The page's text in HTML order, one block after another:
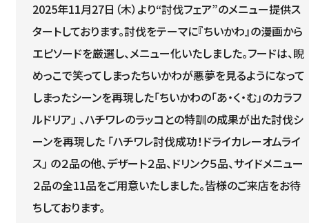
2025年11月27日（木）より“討伐フェア”のメニュー提供ス
タートしております。討伐をテーマに『ちいかわ』の漫画から
エピソードを厳選し、メニュー化いたしました。フードは、睨
めっこで笑ってしまったちいかわが悪夢を見るようになって
しまったシーンを再現した「ちいかわの「あ・く・む」のカラフ
ルドリア」 、ハチワレのラッコとの特訓の成果が出た討伐シ
ーンを再現した 「ハチワレ討伐成功！ドライカレーオムライ
ス」 の２品の他、デザート２品、ドリンク５品、サイドメニュー
２品の全11品をご用意いたしました。皆様のご来店をお待
ちしております。